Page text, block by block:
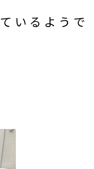
いるようで